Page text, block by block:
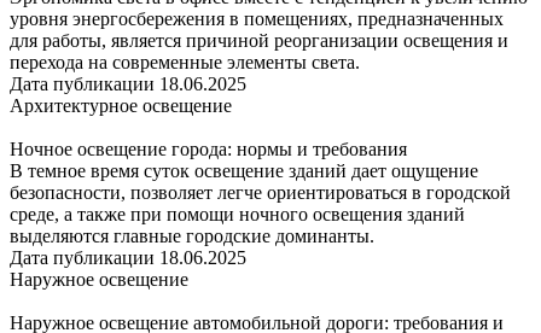
уровня энергосбережения в помещениях, предназначенных
для работы, является причиной реорганизации освещения и
перехода на современные элементы света.
Дата публикации 18.06.2025
Архитектурное освещение
Ночное освещение города: нормы и требования
В темное время суток освещение зданий дает ощущение
безопасности, позволяет легче ориентироваться в городской
среде, а также при помощи ночного освещения зданий
выделяются главные городские доминанты.
Дата публикации 18.06.2025
Наружное освещение
Наружное освещение автомобильной дороги: требования и